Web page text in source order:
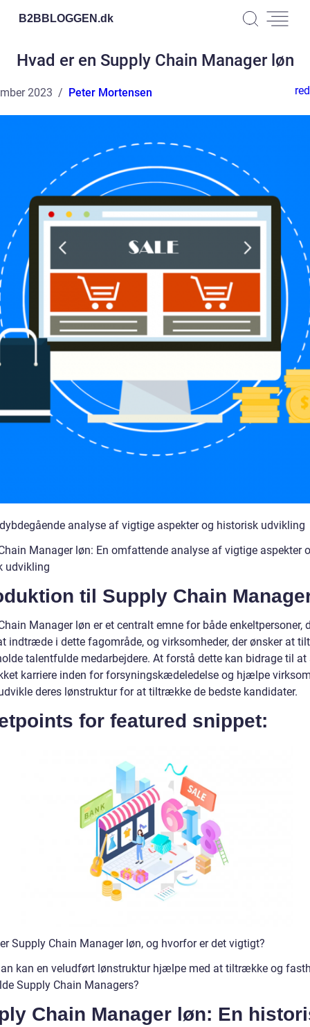
B2BBLOGGEN.dk
Hvad er en Supply Chain Manager løn
2023 Peter Mortensen
analyse af vigtige aspekter og historisk udvikling
Manager løn: En omfattende analyse af vigtige aspekter
udvikling
til Supply Chain
Manager løn er et centralt emne for både enkeltpersoner,
indtræde i dette fagområde, og virksomheder, der ønsker at
talentfulde medarbejdere. At forstå dette kan bidrage til at
karriere inden for forsyningskædeledelse og hjælpe
deres lønstruktur for at tiltrække de bedste kandidater.
for featured snippet:
Supply Chain Manager løn, og hvorfor er det vigtigt?
kan en veludført lønstruktur hjælpe med at tiltrække og
Supply Chain Managers?
Chain Manager løn: En